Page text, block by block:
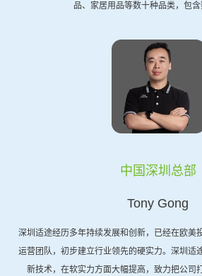
品、家居用品等数十种品类，包
中国深圳总部
Tony Gong
深圳适途经历多年持续发展和创新，已经在欧美
运营团队，初步建立行业领先的硬实力。深圳适
新技术，在软实力方面大幅提高，致力把公司